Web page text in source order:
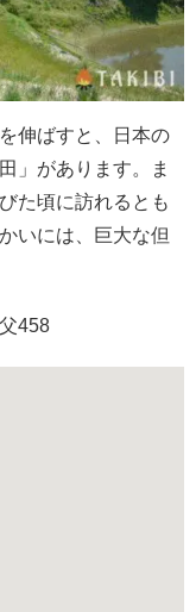
伸ばすと、日本の
」があります。ま
た頃に訪れるとも
いには、巨大な但
458